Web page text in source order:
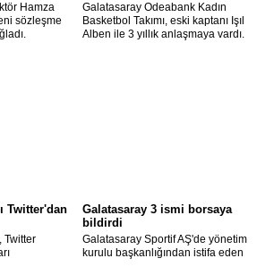
Hamza
sözleşme
Galatasaray Odeabank Kadın
Basketbol Takımı, eski kaptanı Işıl
Alben ile 3 yıllık anlaşmaya vardı.
Twitter'dan
Twitter
Galatasaray 3 ismi borsaya
bildirdi
Galatasaray Sportif AŞ'de yönetim
kurulu başkanlığından istifa eden